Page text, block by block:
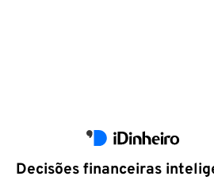
Decisões financeiras